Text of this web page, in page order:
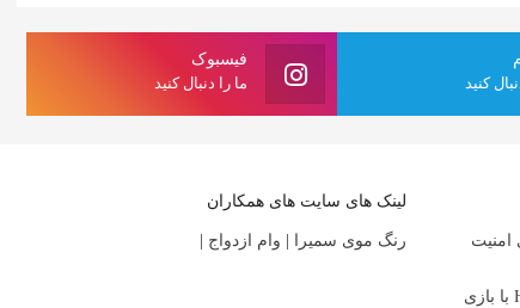
فیسبوک
ما را دنبال کنید
کنید
امنیت
بررسی سریال Alice and Steve در Hulu با بازی
لینک های سایت های همکاران
رنگ موی سمیرا وام ازدواج